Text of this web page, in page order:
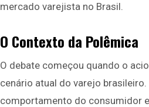
mercado varejista no Brasil.
O Contexto da Polêmica
O debate começou quando o
cenário atual do varejo
comportamento do consumidor